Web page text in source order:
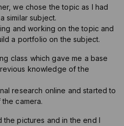
we chose the topic as I had
similar subject.
and working on the topic and
a portfolio on the subject.
class which gave me a base
knowledge of the
research online and started to
camera.
the pictures and in the end I